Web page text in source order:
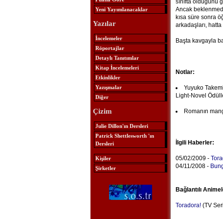
Yeni Yayımlanacaklar
Yazılar
İncelemeler
Röportajlar
Detaylı Tanıtımlar
Kitap İncelemeleri
Etkinlikler
Yazışmalar
Diğer
Çizim
Julie Dillon'ın Dersleri
Patrick Shettlesworth 'ın
Dersleri
Kişiler
Şirketler
sınıfta olduğunu
Ancak
kısa süre sonra
arkadaşları,
Başta kavgayla
Notlar:
Yuyuko
Light-Novel
Romanın
İlgili Haberler:
05/02/2009 -
04/11/2008 -
Bağlantılı
Toradora!(TV